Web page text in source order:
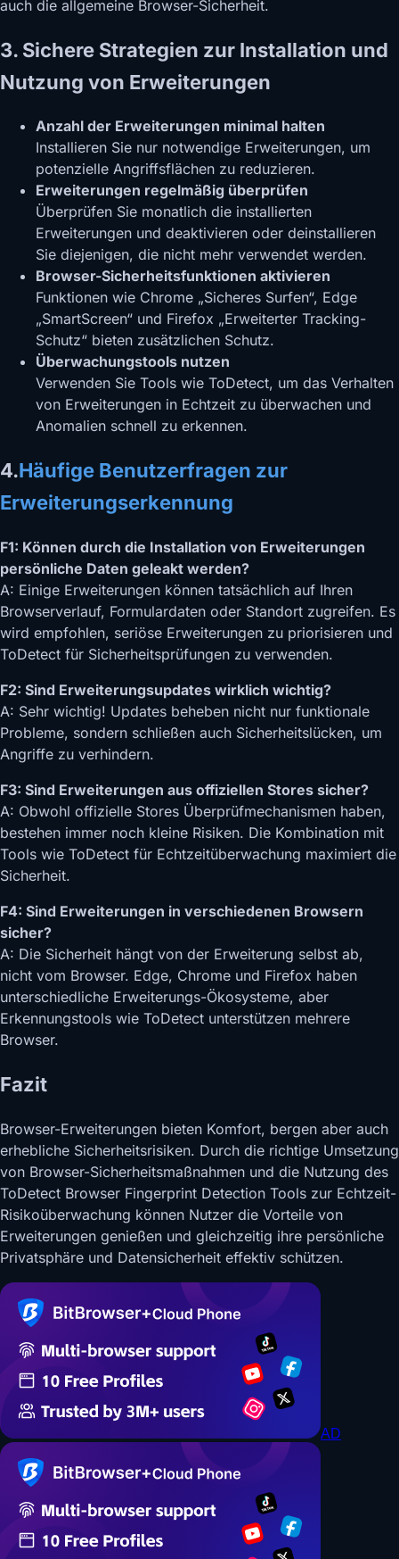
auch die allgemeine Browser-Sicherheit.
3. Sichere Strategien zur Installation und
Nutzung von Erweiterungen
Anzahl der Erweiterungen minimal halten
Installieren Sie nur notwendige Erweiterungen, um
potenzielle Angriffsflächen zu reduzieren.
Erweiterungen regelmäßig überprüfen
Überprüfen Sie monatlich die installierten
Erweiterungen und deaktivieren oder deinstallieren
Sie diejenigen, die nicht mehr verwendet werden.
Browser-Sicherheitsfunktionen aktivieren
Funktionen wie Chrome „Sicheres Surfen“, Edge
„SmartScreen“ und Firefox „Erweiterter Tracking-
Schutz“ bieten zusätzlichen Schutz.
Überwachungstools nutzen
Verwenden Sie Tools wie ToDetect, um das Verhalten
von Erweiterungen in Echtzeit zu überwachen und
Anomalien schnell zu erkennen.
4.Häufige Benutzerfragen zur
Erweiterungserkennung
F1: Können durch die Installation von Erweiterungen
persönliche Daten geleakt werden?
A: Einige Erweiterungen können tatsächlich auf Ihren
Browserverlauf, Formulardaten oder Standort zugreifen. Es
wird empfohlen, seriöse Erweiterungen zu priorisieren und
ToDetect für Sicherheitsprüfungen zu verwenden.
F2: Sind Erweiterungsupdates wirklich wichtig?
A: Sehr wichtig! Updates beheben nicht nur funktionale
Probleme, sondern schließen auch Sicherheitslücken, um
Angriffe zu verhindern.
F3: Sind Erweiterungen aus offiziellen Stores sicher?
A: Obwohl offizielle Stores Überprüfmechanismen haben,
bestehen immer noch kleine Risiken. Die Kombination mit
Tools wie ToDetect für Echtzeitüberwachung maximiert die
Sicherheit.
F4: Sind Erweiterungen in verschiedenen Browsern
sicher?
A: Die Sicherheit hängt von der Erweiterung selbst ab,
nicht vom Browser. Edge, Chrome und Firefox haben
unterschiedliche Erweiterungs-Ökosysteme, aber
Erkennungstools wie ToDetect unterstützen mehrere
Browser.
Fazit
Browser-Erweiterungen bieten Komfort, bergen aber auch
erhebliche Sicherheitsrisiken. Durch die richtige Umsetzung
von Browser-Sicherheitsmaßnahmen und die Nutzung des
ToDetect Browser Fingerprint Detection Tools zur Echtzeit-
Risikoüberwachung können Nutzer die Vorteile von
Erweiterungen genießen und gleichzeitig ihre persönliche
Privatsphäre und Datensicherheit effektiv schützen.
AD